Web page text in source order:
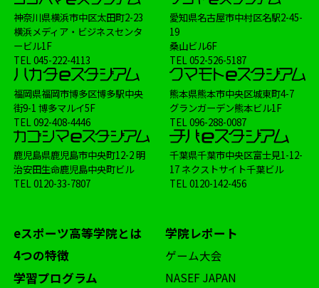
神奈川県横浜市中区太田町2-23
横浜メディア・ビジネスセンタ
ービル1F
TEL045-222-4113
愛知県名古屋市中村区名駅2-45-
19
桑山ビル6F
TEL052-526-5187
福岡県福岡市博多区博多駅中央
街9-1 博多マルイ5F
TEL092-408-4446
熊本県熊本市中央区城東町4-7
グランガーデン熊本ビル1F
TEL096-288-0087
鹿児島県鹿児島市中央町12-2 明
治安田生命鹿児島中央町ビル
TEL0120-33-7807
千葉県千葉市中央区富士見1-12-
17 ネクストサイト千葉ビル
TEL0120-142-456
eスポーツ高等学院とは
4つの特徴
学習プログラム
学院レポート
ゲーム大会
NASEF JAPAN